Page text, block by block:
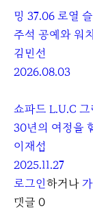
밍 37.06 로열
주석 공예와 워
김민선
2026.08.03
쇼파드 L.U.C
30년의 여정을
이재섭
2025.11.27
로그인하거나
댓글 0